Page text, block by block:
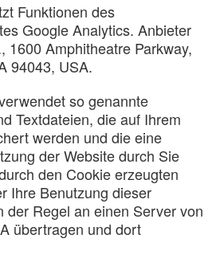
Funktionen des
Google Analytics. Anbieter
1600 Amphitheatre Parkway,
94043, USA.
so genannte
Textdateien, die auf Ihrem
werden und die eine
der Website durch Sie
den Cookie erzeugten
Ihre Benutzung dieser
der Regel an einen Server von
übertragen und dort